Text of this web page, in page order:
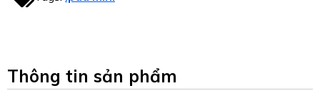
Thông tin sản phẩm